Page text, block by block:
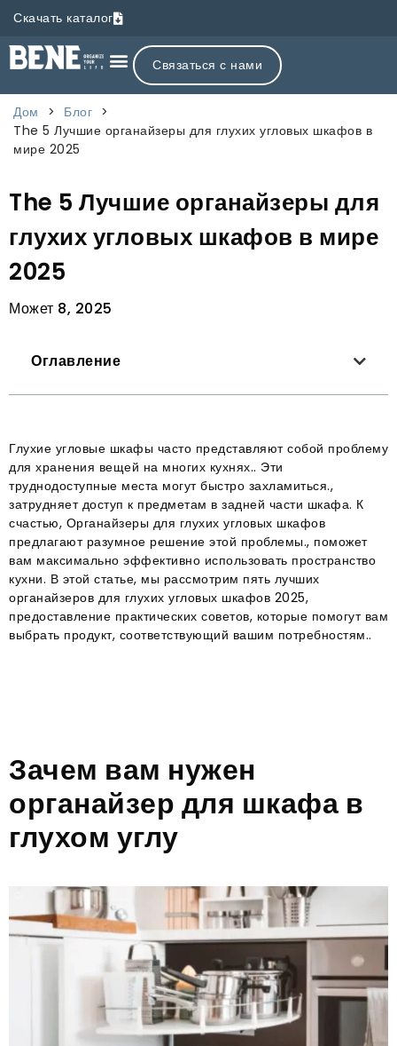
Скачать каталог
Связаться с нами
Дом > Блог >
The 5 Лучшие органайзеры для глухих угловых шкафов в
мире 2025
The 5 Лучшие органайзеры для
глухих угловых шкафов в мире
2025
Может 8, 2025
Оглавление
Глухие угловые шкафы часто представляют собой проблему
для хранения вещей на многих кухнях.. Эти
труднодоступные места могут быстро захламиться.,
затрудняет доступ к предметам в задней части шкафа. К
счастью, Органайзеры для глухих угловых шкафов
предлагают разумное решение этой проблемы., поможет
вам максимально эффективно использовать пространство
кухни. В этой статье, мы рассмотрим пять лучших
органайзеров для глухих угловых шкафов 2025,
предоставление практических советов, которые помогут вам
выбрать продукт, соответствующий вашим потребностям..
Зачем вам нужен
органайзер для шкафа в
глухом углу